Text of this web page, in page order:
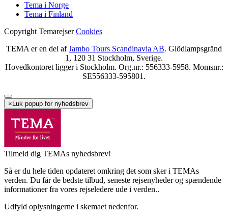
Tema i Norge
Tema i Finland
Copyright TemarejserCookies
TEMA er en del afJambo Tours Scandinavia AB. Glödlampsgränd
1, 120 31 Stockholm, Sverige.
Hovedkontoret ligger i Stockholm. Org.nr.: 556333-5958. Momsnr.:
SE556333-595801.
×Luk popup for nyhedsbrev
Tilmeld dig TEMAs nyhedsbrev!
Så er du hele tiden opdateret omkring det som sker i TEMAs
verden. Du får de bedste tilbud, seneste rejsenyheder og spændende
informationer fra vores rejseledere ude i verden..
Udfyld oplysningerne i skemaet nedenfor.